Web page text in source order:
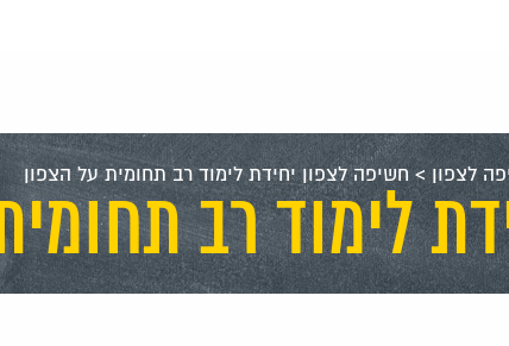
לצפון>חשיפה לצפון יחידת לימוד רב תחומית על הצפון
לימוד רב